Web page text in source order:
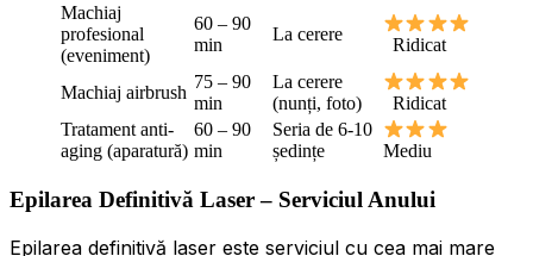
Machiaj
profesional
(eveniment)
60 – 90
min
La cerere
Ridicat
Machiaj airbrush
75 – 90
min
La cerere
(nunți, foto)
Ridicat
Tratament anti-
aging (aparatură)
60 – 90
min
Seria de 6-10
ședințe
Mediu
Epilarea Definitivă Laser – Serviciul Anului
Epilarea definitivă laser este serviciul cu cea mai mare